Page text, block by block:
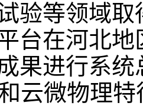
验等领域
台在河北
果进行系
云微物理